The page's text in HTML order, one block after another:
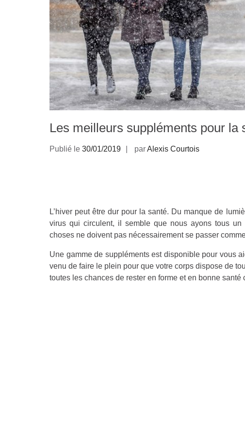
Les meilleurs suppléments pour la
Publié le 30/01/2019 parAlexis Courtois
L’hiver peut être dur pour la santé. Du manque de
virus qui circulent, il semble que nous ayons tous
choses ne doivent pas nécessairement se passer
Une gamme de suppléments est disponible pour vous
venu de faire le plein pour que votre corps dispose de
toutes les chances de rester en forme et en bonne santé